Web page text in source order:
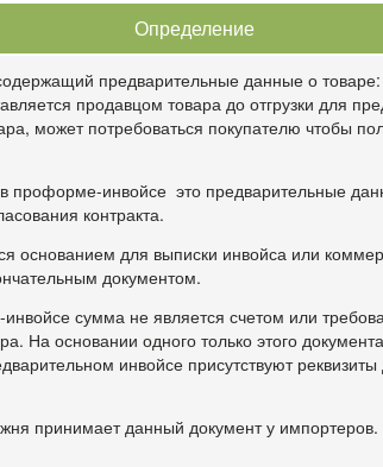
Определение
предварительные данные о
продавцом товара до отгрузки для
может потребоваться покупателю чтобы
проформе-инвойсе это предварительные
контракта.
основанием для выписки инвойса или
документом.
сумма не является счетом или
На основании одного только этого
инвойсе присутствуют
принимает данный документ у импортеров.